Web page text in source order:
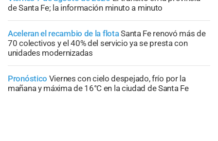
de Santa Fe; la información minuto a minuto
Aceleran el recambio de la flotaSanta Fe renovó más de
70 colectivos y el 40% del servicio ya se presta con
unidades modernizadas
Pronóstico Viernes con cielo despejado, frío por la
mañana y máxima de 16°C en la ciudad de Santa Fe